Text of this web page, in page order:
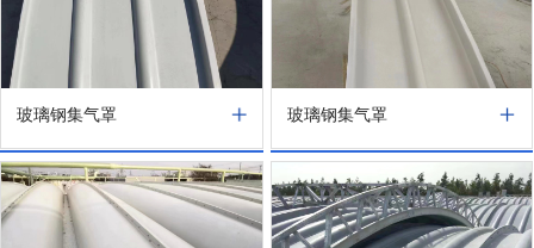
玻璃钢集气罩 玻璃钢集气罩